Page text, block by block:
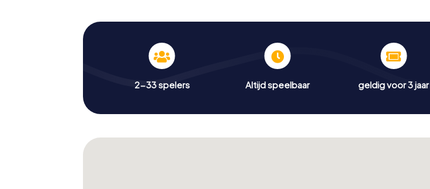
2-33 spelers Altijd speelbaar geldig voor 3 jaar